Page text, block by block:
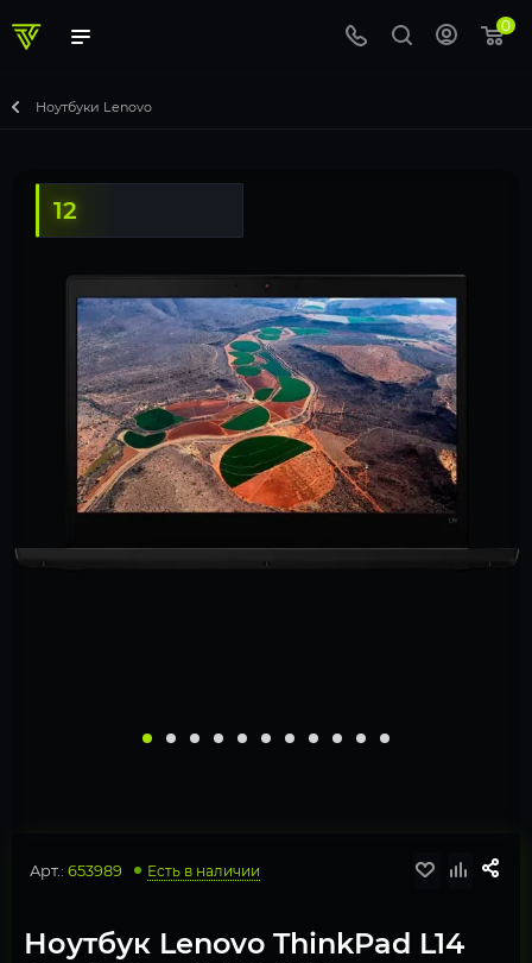
0
Ноутбуки Lenovo
Арт.: 653989 Есть в наличии
Ноутбук Lenovo ThinkPad L14